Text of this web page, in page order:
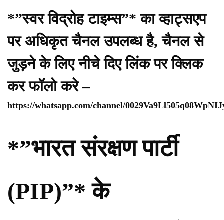
*”स्वर विद्रोह टाइम्स”* का व्हाट्सएप
पर अधिकृत चैनल उपलब्ध है, चैनल से
जुड़ने के लिए नीचे दिए लिंक पर क्लिक
कर फॉलो करे –
https://whatsapp.com/channel/
*”भारत संरक्षण पार्टी
(PIP)”* के